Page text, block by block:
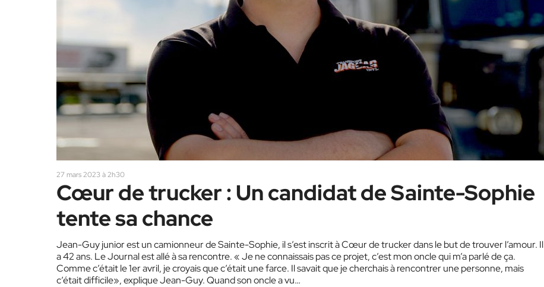
27 mars 2023 à 2h30
Cœur de trucker : Un candidat de Sainte-Sophie
tente sa chance
Jean-Guy junior est un camionneur de Sainte-Sophie, il s’est inscrit à Cœur de trucker dans le but de trouver l’amour. Il
a 42 ans. Le Journal est allé à sa rencontre. « Je ne connaissais pas ce projet, c’est mon oncle qui m’a parlé de ça.
Comme c’était le 1er avril, je croyais que c’était une farce. Il savait que je cherchais à rencontrer une personne, mais
c’était difficile», explique Jean-Guy. Quand son oncle a vu…